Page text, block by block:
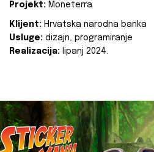
Projekt: Moneterra
Klijent: Hrvatska narodna banka
Usluge: dizajn, programiranje
Realizacija: lipanj 2024.